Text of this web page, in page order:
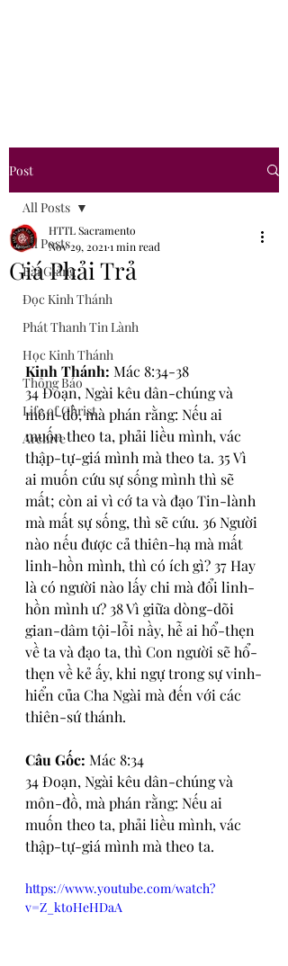
Post
All Posts
Bài Giảng
Đọc Kinh Thánh
Phát Thanh Tin Lành
Học Kinh Thánh
Thông Báo
Life of Christ
Archive
All Posts
Giá Phải Trả
HTTL Sacramento
Nov 29, 2021 1 min read
Kinh Thánh: Mác 8:34-38
34 Đoạn, Ngài kêu dân-chúng và
môn-đồ, mà phán rằng: Nếu ai
muốn theo ta, phải liều mình, vác
thập-tự-giá mình mà theo ta. 35 Vì
ai muốn cứu sự sống mình thì sẽ
mất; còn ai vì cớ ta và đạo Tin-lành
mà mất sự sống, thì sẽ cứu. 36 Người
nào nếu được cả thiên-hạ mà mất
linh-hồn mình, thì có ích gì? 37 Hay
là có người nào lấy chi mà đổi linh-
hồn mình ư? 38 Vì giữa dòng-dõi
gian-dâm tội-lỗi nầy, hễ ai hổ-thẹn
về ta và đạo ta, thì Con người sẽ hổ-
thẹn về kẻ ấy, khi ngự trong sự vinh-
hiển của Cha Ngài mà đến với các
thiên-sứ thánh.
Câu Gốc: Mác 8:34
34 Đoạn, Ngài kêu dân-chúng và
môn-đồ, mà phán rằng: Nếu ai
muốn theo ta, phải liều mình, vác
thập-tự-giá mình mà theo ta.
https://www.youtube.com/watch?
v=Z_ktoHeHDaA